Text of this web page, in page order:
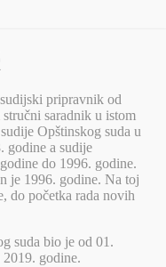
pripravnik od
saradnik u istom
Opštinskog suda u
godine a sudije
do 1996. godine.
je 1996. godine. Na toj
do početka rada novih
suda bio je od 01.
godine.